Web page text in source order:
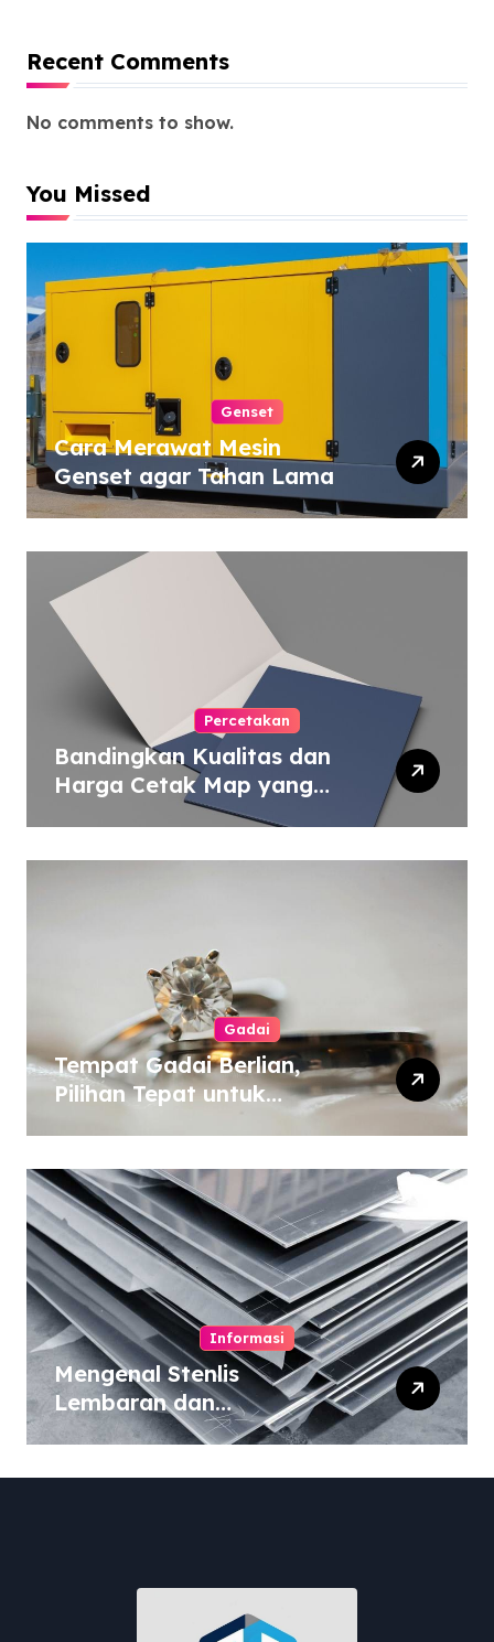
Recent Comments
No comments to show.
You Missed
Genset
Cara Merawat Mesin
Genset agar Tahan Lama
Percetakan
Bandingkan Kualitas dan
Harga Cetak Map yang
Murah atau Mahal
Gadai
Tempat Gadai Berlian,
Pilihan Tepat untuk
Informasi
Mengenal Stenlis
Lembaran dan
Komposisinya